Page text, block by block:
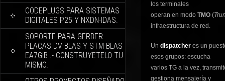
CODEPLUGS PARA SISTEMAS
DIGITALES P25 Y NXDN-IDAS.
SOPORTE PARA GERBER
PLACAS DV-BLAS Y STM-BLAS
EA7GIB .- CONSTRUYETELO TU
MISMO.
los terminales
operan en modo TMO (
infraestructura de red.
Un dispatcher es un
esos grupos: escucha
varios TG a la vez,
gestiona mensajería y